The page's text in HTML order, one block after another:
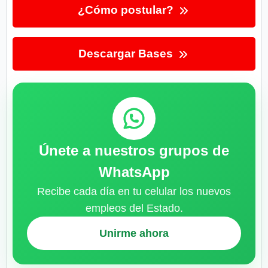
¿Cómo postular?
Descargar Bases
Únete a nuestros grupos de
WhatsApp
Recibe cada día en tu celular los nuevos
empleos del Estado.
Unirme ahora